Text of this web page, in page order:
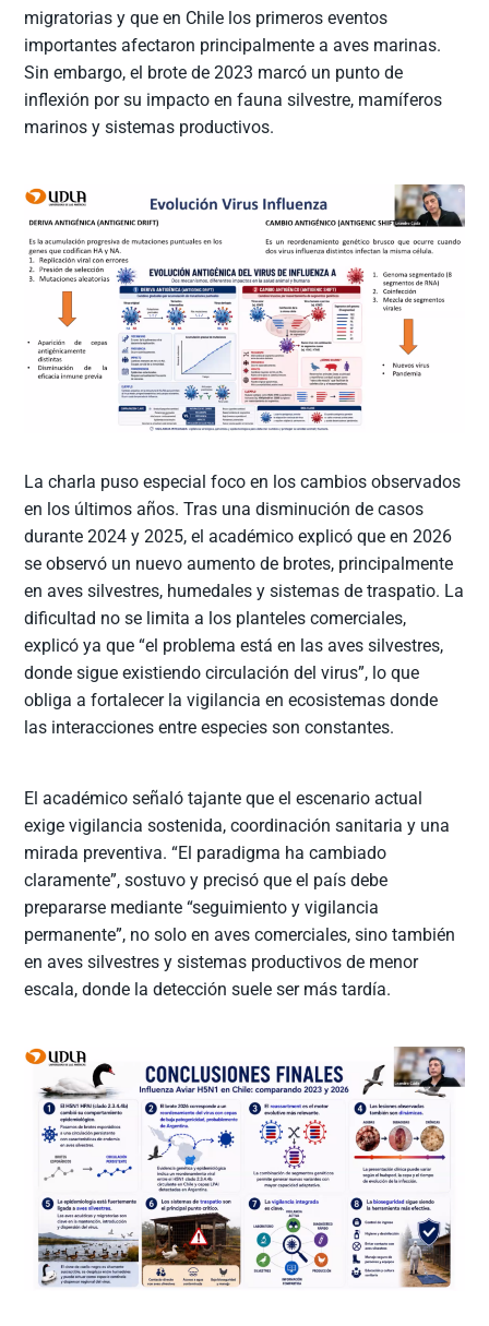
migratorias y que en Chile los primeros eventos
importantes afectaron principalmente a aves marinas.
Sin embargo, el brote de 2023 marcó un punto de
inflexión por su impacto en fauna silvestre, mamíferos
marinos y sistemas productivos.
La charla puso especial foco en los cambios observados
en los últimos años. Tras una disminución de casos
durante 2024 y 2025, el académico explicó que en 2026
se observó un nuevo aumento de brotes, principalmente
en aves silvestres, humedales y sistemas de traspatio. La
dificultad no se limita a los planteles comerciales,
explicó ya que “el problema está en las aves silvestres,
donde sigue existiendo circulación del virus”, lo que
obliga a fortalecer la vigilancia en ecosistemas donde
las interacciones entre especies son constantes.
El académico señaló tajante que el escenario actual
exige vigilancia sostenida, coordinación sanitaria y una
mirada preventiva. “El paradigma ha cambiado
claramente”, sostuvo y precisó que el país debe
prepararse mediante “seguimiento y vigilancia
permanente”, no solo en aves comerciales, sino también
en aves silvestres y sistemas productivos de menor
escala, donde la detección suele ser más tardía.